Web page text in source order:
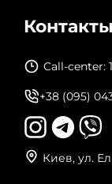
Контакты
Call-center:
+38 (095)
Киев, ул.